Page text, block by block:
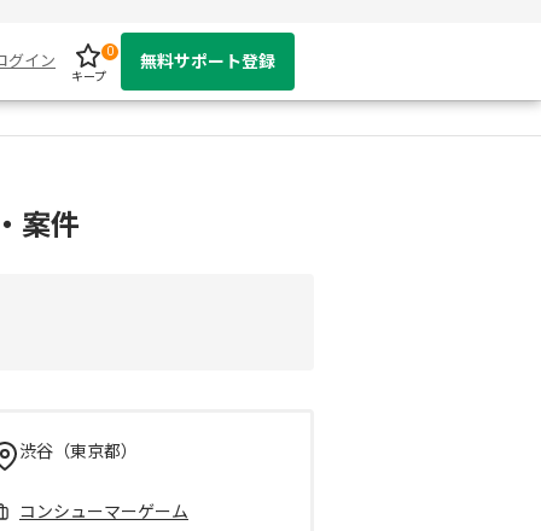
グイン
キープ
0
無料サポート登録
案件
渋谷（東京都）
コンシューマーゲーム